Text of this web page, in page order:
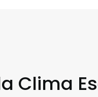
Clima